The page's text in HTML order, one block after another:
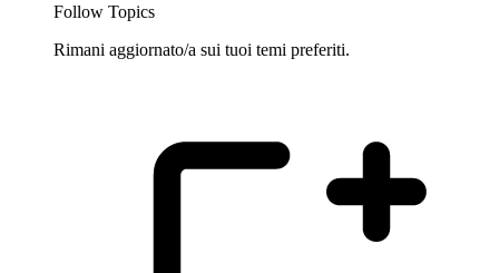
Follow Topics
Rimani aggiornato/a sui tuoi temi preferiti.